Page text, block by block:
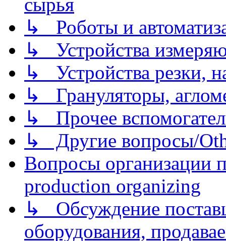
сырья
↳ Роботы и
↳ Устройства
↳ Устройства резки,
↳ Грануляторы,
↳ Прочее
↳ Другие вопросы/
Вопросы организации
production organizing
↳ Обсуждение
оборудования,